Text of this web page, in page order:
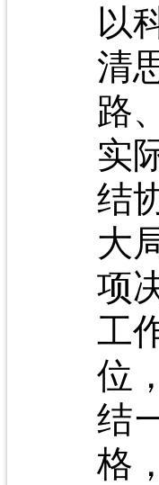
以
清
路
实
结
大
项
工
位
结
格